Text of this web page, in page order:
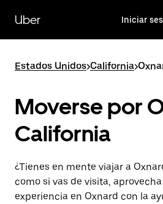
contenido
principal
Uber Iniciar
Estados Unidos>California>
Moverse por
California
¿Tienes en mente viajar a
como si vas de visita,
experiencia en Oxnard con la